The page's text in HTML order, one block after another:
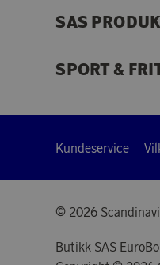
SAS
SPORT &
Kundeservice
© 2026
Butikk SAS